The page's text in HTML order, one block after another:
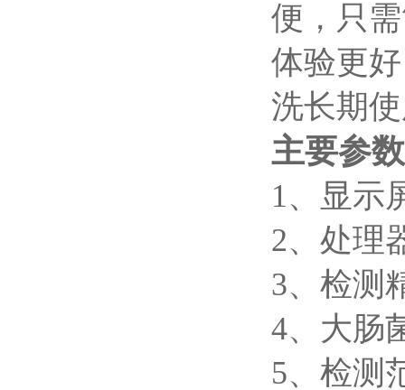
便，只
体验更
洗长期
主要参
1、显示
2、处理
3、检测
4、大肠
5、检测